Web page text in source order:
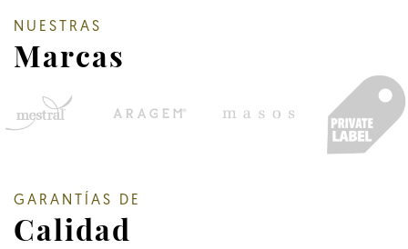
NUESTRAS
Marcas
GARANTÍAS DE
Calidad